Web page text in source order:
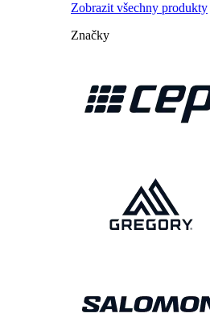
Zobrazit všechny produkty
Značky